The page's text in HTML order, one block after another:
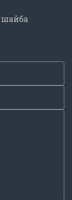
шайба